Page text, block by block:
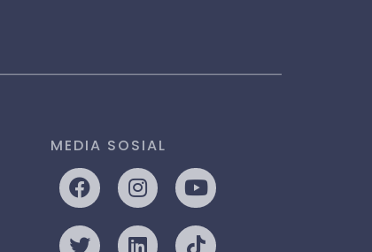
MEDIA SOSIAL